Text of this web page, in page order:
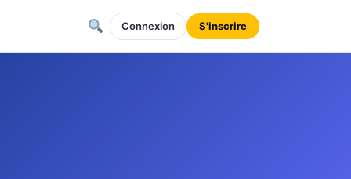
Connexion S'inscrire